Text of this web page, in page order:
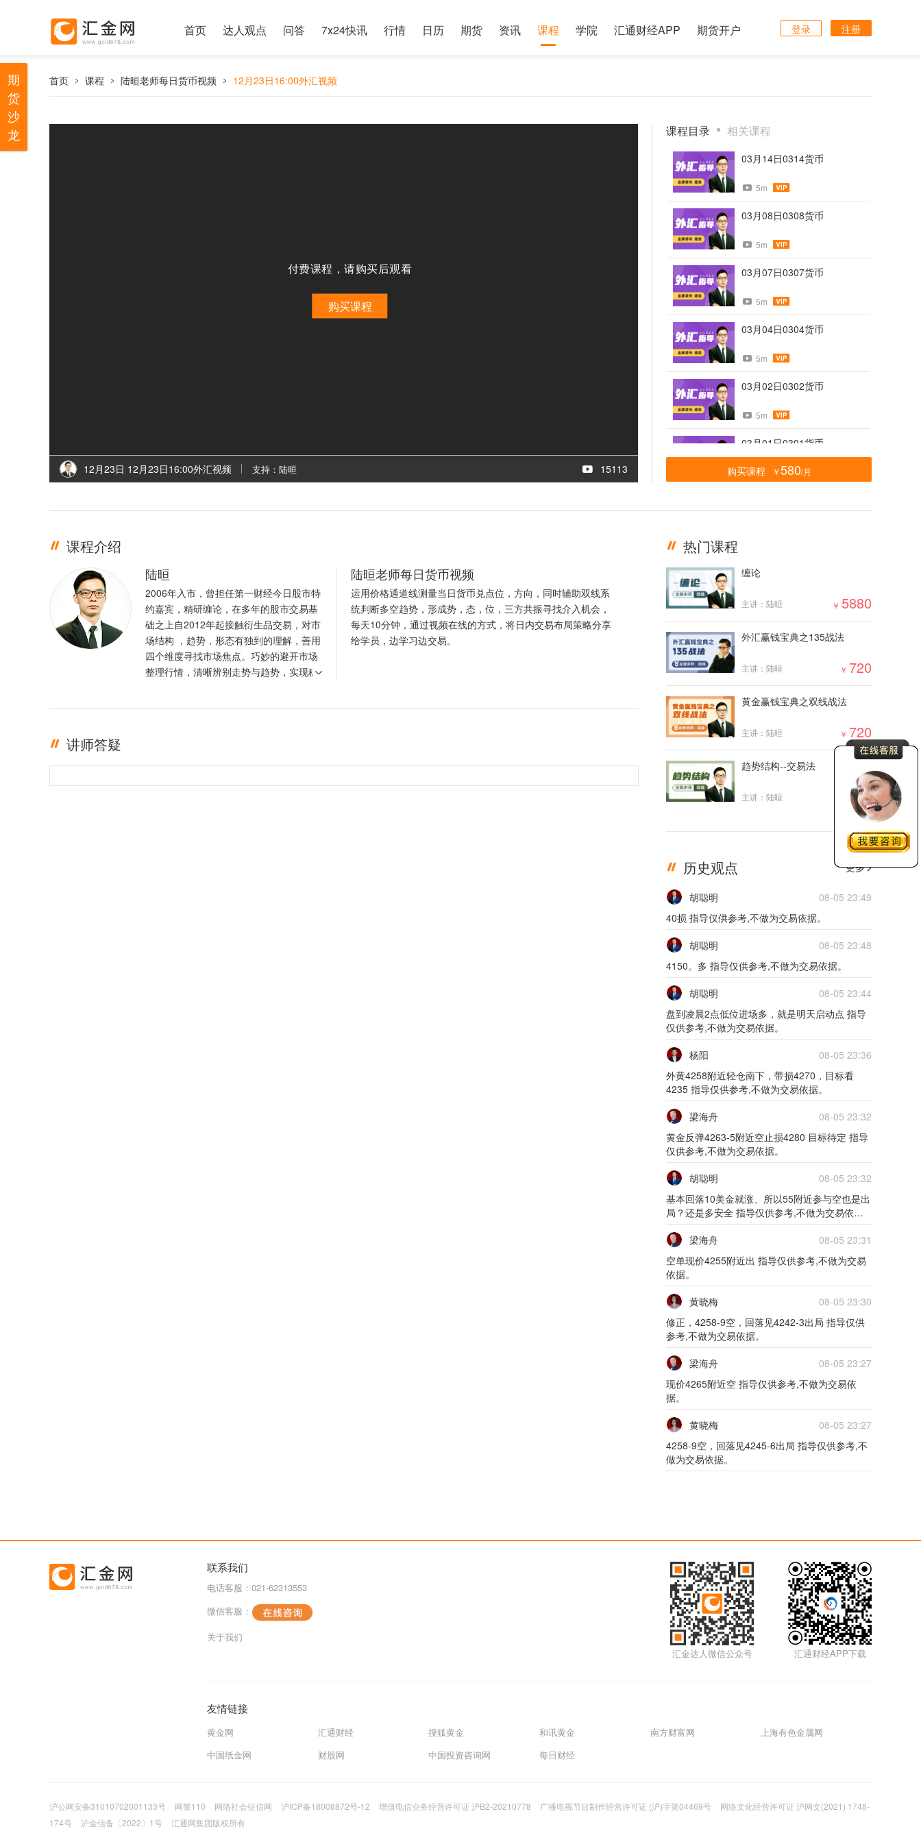
首页 达人观点 问答 7x24快讯 行情 日历 期货 资讯 课程 学院 汇通财经APP 期货开户 登录 注册
首页 课程 陆晅老师每日货币视频 12月23日16:00外汇视频
付费课程，请购买后观看
购买课程
12月23日 12月23日16:00外汇视频 支持：陆晅 15113
课程目录 相关课程
03月14日0314货币
5m
03月08日0308货币
5m
03月07日0307货币
5m
03月04日0304货币
5m
03月02日0302货币
5m
03月01日0301货币
5m
5m
02月17日0217货币
5m
02月16日0216货币
02月11日0211货币
5m
02月09日0209货币
5m
01月28日0128货币
5m
5m
01月26日0126货币
5m
01月25日0125货币
5m
01月24日0124货币
5m
5m
01月20日0120外汇
01月17日0117外汇
01月14日0114外汇
01月07日0107外汇视频
购买课程 ￥580/月
课程介绍
陆晅
2006年入市，曾担任第一财经今日股市特
约嘉宾，精研缠论，在多年的股市交易基
础之上自2012年起接触衍生品交易，对市
场结构 ，趋势，形态有独到的理解，善用
四个维度寻找市场焦点。巧妙的避开市场
整理行情，清晰辨别走势与趋势，实现稳
陆晅老师每日货币视频
运用价格通道线测量当日货币兑点位，方向，同时辅助双线系
统判断多空趋势，形成势，态，位，三方共振寻找介入机会，
每天10分钟，通过视频在线的方式，将日内交易布局策略分享
给学员，边学习边交易。
讲师答疑
热门课程
缠论
主讲：陆晅 ￥ 5880
外汇赢钱宝典之135战法
主讲：陆晅 ￥ 720
黄金赢钱宝典之双线战法
主讲：陆晅 ￥ 720
趋势结构--交易法
主讲：陆晅 2000
历史观点 更多
胡聪明
08-05 23:49
40损 指导仅供参考,不做为交易依据。
胡聪明
08-05 23:48
4150。多 指导仅供参考,不做为交易依据。
胡聪明
08-05 23:44
盘到凌晨2点低位进场多，就是明天启动点 指导
仅供参考,不做为交易依据。
杨阳
08-05 23:36
外黄4258附近轻仓南下，带损4270，目标看
4235 指导仅供参考,不做为交易依据。
梁海舟
08-05 23:32
黄金反弹4263-5附近空止损4280 目标待定 指导
仅供参考,不做为交易依据。
胡聪明
08-05 23:32
基本回落10美金就涨、所以55附近参与空也是出
局？还是多安全 指导仅供参考,不做为交易依
据。
梁海舟
08-05 23:31
空单现价4255附近出 指导仅供参考,不做为交易
依据。
黄晓梅
08-05 23:30
修正，4258-9空，回落见4242-3出局 指导仅供
参考,不做为交易依据。
梁海舟
08-05 23:27
现价4265附近空 指导仅供参考,不做为交易依
据。
黄晓梅
08-05 23:27
4258-9空，回落见4245-6出局 指导仅供参考,不
做为交易依据。
联系我们
电话客服：021-62313553
微信客服：
关于我们
汇通财经APP下载
汇金达人微信公众号
友情链接
黄金网 汇通财经 搜狐黄金 和讯黄金 南方财富网
上海有色金属网
中国纸金网
财股网 中国投资咨询网 每日财经
沪公网安备31010702001133号 网警110 网络社会征信网 沪ICP备18008872号-12 增值电信业务经营许可证 沪B2-20210778 广播电视节目制作经营许可证 (沪)字第04469号
网络文化经营许可证 沪网文(2021) 1748-
174号
沪金信备〔2022〕1号 汇通网集团版权所有
期
货
沙
龙